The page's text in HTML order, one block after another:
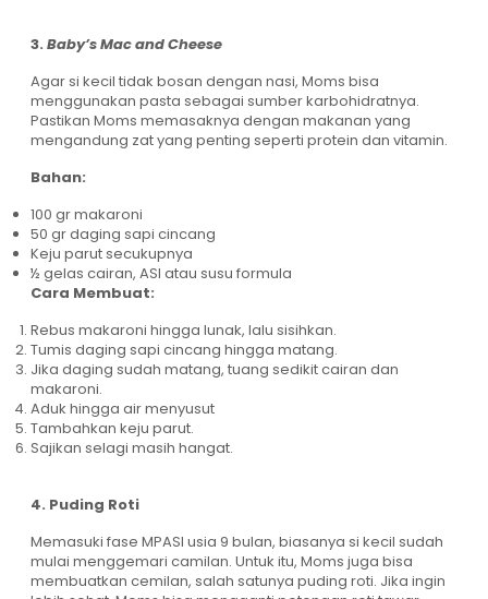
3. Baby’s Mac and Cheese
Agar si kecil tidak bosan dengan nasi, Moms bisa
menggunakan pasta sebagai sumber karbohidratnya.
Pastikan Moms memasaknya dengan makanan yang
mengandung zat yang penting seperti protein dan vitamin.
Bahan:
100 gr makaroni
50 gr daging sapi cincang
Keju parut secukupnya
½ gelas cairan, ASI atau susu formula
Cara Membuat:
Rebus makaroni hingga lunak, lalu sisihkan.
Tumis daging sapi cincang hingga matang.
Jika daging sudah matang, tuang sedikit cairan dan
makaroni.
Aduk hingga air menyusut
Tambahkan keju parut.
Sajikan selagi masih hangat.
4. Puding Roti
Memasuki fase MPASI usia 9 bulan, biasanya si kecil sudah
mulai menggemari camilan. Untuk itu, Moms juga bisa
membuatkan cemilan, salah satunya puding roti. Jika ingin